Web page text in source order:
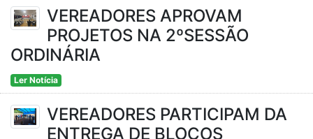
VEREADORES APROVAM
PROJETOS NA 2ºSESSÃO
ORDINÁRIA
Ler Notícia
VEREADORES PARTICIPAM DA
ENTREGA DE BLOCOS